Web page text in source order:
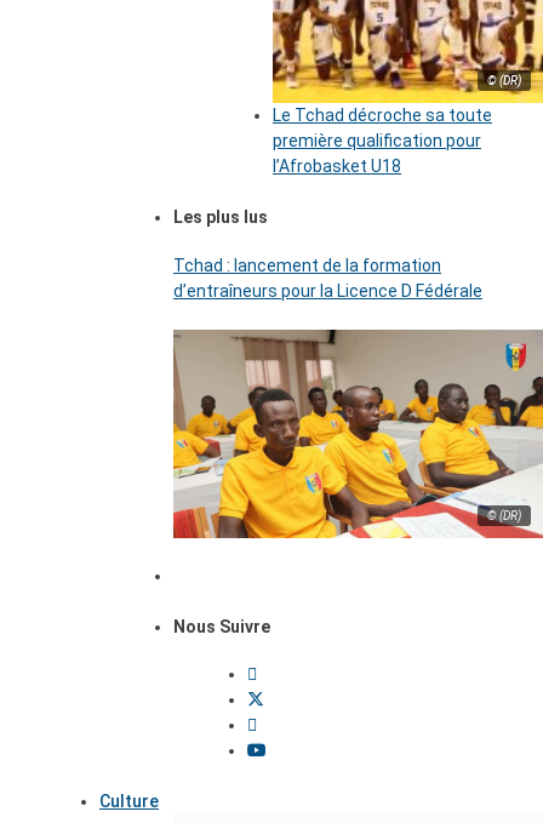
© (DR)
Le Tchad décroche sa toute
première qualification pour
l’Afrobasket U18
Les plus lus
Tchad : lancement de la formation
d’entraîneurs pour la Licence D Fédérale
© (DR)
Nous Suivre
Culture